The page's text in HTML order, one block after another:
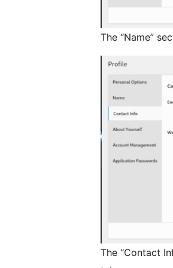
The “Name”
The “Contact